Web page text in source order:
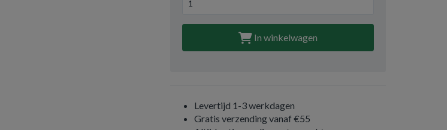
In winkelwagen
Levertijd 1-3 werkdagen
Gratis verzending vanaf €55